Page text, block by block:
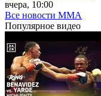
вчера, 10:00
Все новости MMA
Популярное видео